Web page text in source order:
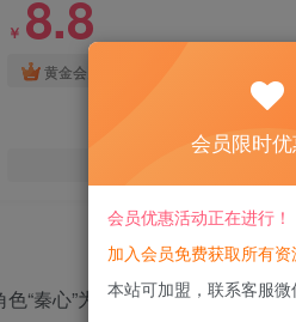
￥ 8.8
黄金会员
您当前未登录
“秦心”为主角的横版动作游戏
会员限时
会员优惠活动正在进行！
加入会员免费获取所有资
本站可加盟，联系客服微